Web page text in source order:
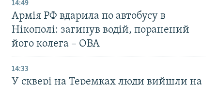
14:49
Армія РФ вдарила по автобусу в
Нікополі: загинув водій, поранений
його колега – ОВА
14:33
У сквері на Теремках люди вийшли на